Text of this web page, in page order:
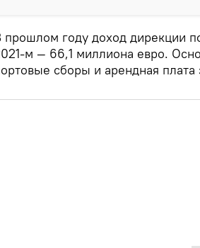
прошлом году доход дирекции
м — 66,1 миллиона евро.
сборы и арендная